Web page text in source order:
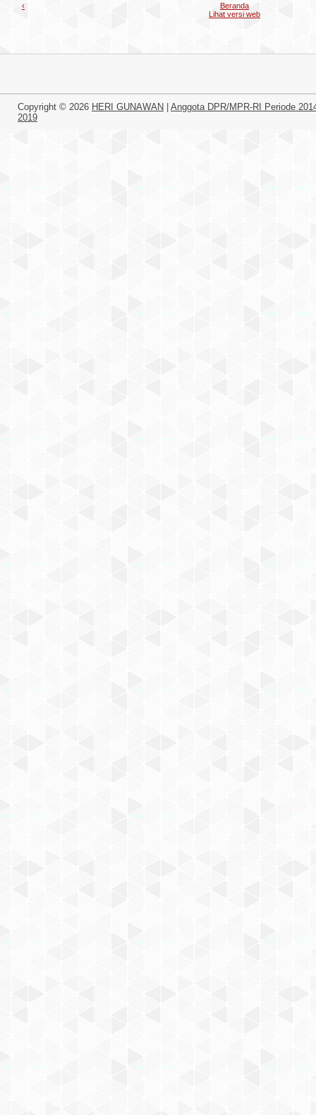
‹
Beranda
Lihat versi web
Copyright © 2026 HERI GUNAWAN
Anggota DPR/MPR-RI Periode
2019